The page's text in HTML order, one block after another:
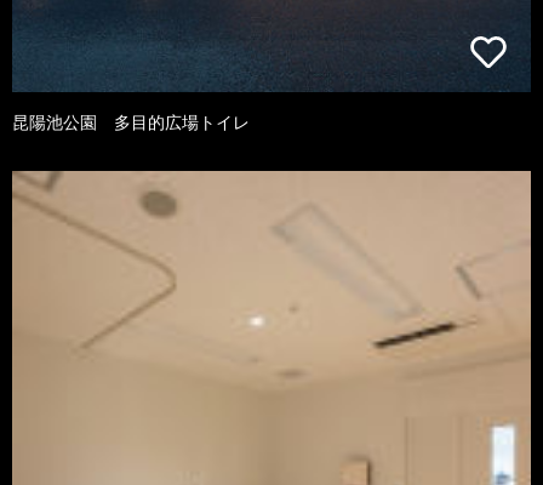
昆陽池公園 多目的広場トイレ